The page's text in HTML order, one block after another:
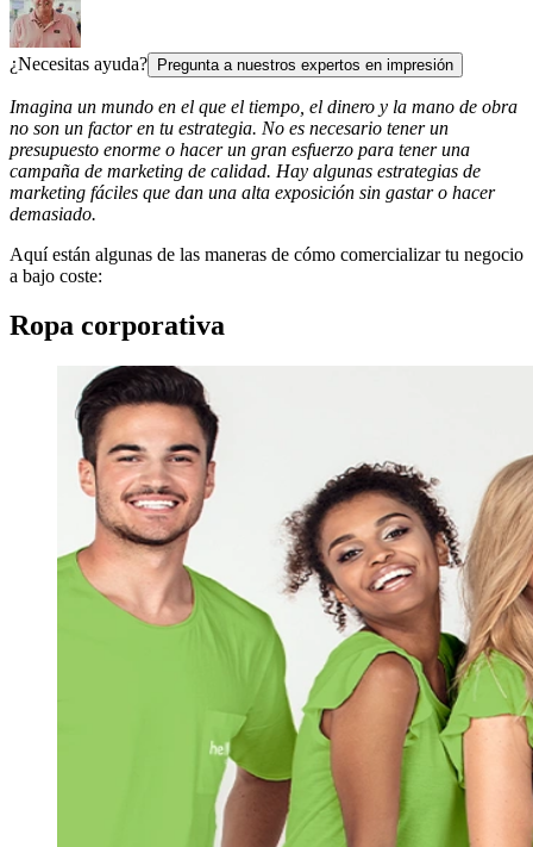
¿Necesitas ayuda? Pregunta a nuestros expertos en impresión
Imagina un mundo en el que el tiempo, el dinero y la mano de obra
no son un factor en tu estrategia. No es necesario tener un
presupuesto enorme o hacer un gran esfuerzo para tener una
campaña de marketing de calidad. Hay algunas estrategias de
marketing fáciles que dan una alta exposición sin gastar o hacer
demasiado.
Aquí están algunas de las maneras de cómo comercializar tu negocio
a bajo coste:
Ropa corporativa